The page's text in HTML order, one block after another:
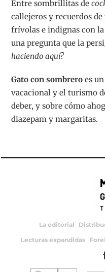
Entre sombrillitas de
callejeros y recuerdos
frívolas e indignas con la
una pregunta que la
haciendo aquí?
Gato con sombrero es
vacacional y el turismo
deber, y sobre cómo
diazepam y margaritas.
La editorial
Lecturas expandidas